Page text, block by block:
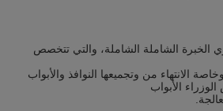
الشاملة الشاملة، والتي تتخصص
الانتهاء من وتجميعها النوافذ والأبواب
الأبواب